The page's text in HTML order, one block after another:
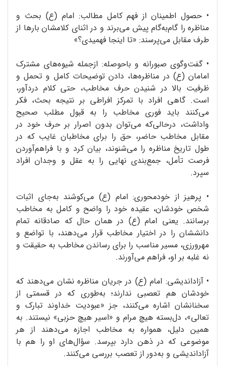
• حصول اطمینان از فهم کامل مطالب: امام (ع) بحث و
مناظره را گام‌به‌گام پیش می‌برند و در اثنای کلامشان بارها از
طرف مقابل می‌پرسند: «تا اینجا فهمیدی؟»
• گفت‌وگوی صبورانه و باحوصله: ازجمله شیوه‌های مشترک
امامان (ع) در مناظره‌ها، دادن توضیحات کامل و تحمل و
ظرفیت بالا در شنیدن حرف مخاطب، حتی کلام دردآور،
است. گاهی افراد با تمرکز افراطی بر نتیجه‌ بحث، فکر
می‌کنند باید فوری مخاطب را به قبول مطلب صحیح
واداشت، درحالی‌که می‌توان بدون اصرار بر حرف خود در
مقابل مخاطب حاضر، حق را برای مخاطبان غایب که در
طول تاریخ مناظره را می‌شنوند، بیان کرد و با فراهم‌آوردن
فرصت تأمل، جمع‌بندی نهایی را به عقل و وجدان افراد
سپرد.
• پرهیز از خودمحوری: امام (ع) می‌کوشند به‌جای اثبات
شخص خودشان، عقیده‌ خود را واضح و کامل به مخاطب
برسانند. یعنی امام (ع) در همان حال که صادقانه تمام
دانششان را در اختیار مخاطب قرار می‌دهند، با تواضع و
مهرورزی، مسیر مناسب را برای رساندن مخاطب به حقیقت و
نه غلبه بر او، فراهم می‌آورند.
• آزاداندیشی: امام (ع) در جریان مناظره نشان می‌دهند که
خودشان هم تعصبی ندارند؛ به‌طوری که در قسمتی از
سخنانشان اشاره می‌کنند، جز «عبودیت خداوند تبارک و
تعالی»، دل‌بسته‌ هیچ مرام و «اسیر هیچ حزبی» نیستند. به
همین دلیل، همواره به مخاطب اجازه می‌دهند از هر
موضوعی که در ذهن دارد بپرسد. سؤال‌های او را هم با
آزاداندیشی و به‌دور از تعصب بررسی می‌کنند.